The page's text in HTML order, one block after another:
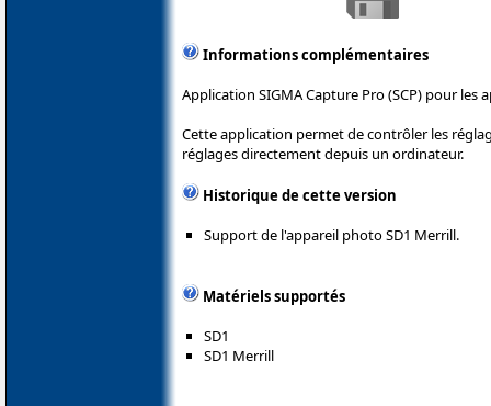
Informations complémentaires
Application SIGMA Capture Pro (SCP) pour les
Cette application permet de contrôler les
réglages directement depuis un ordinateur.
Historique de cette version
Support de l'appareil photo SD1 Merrill.
Matériels supportés
SD1
SD1 Merrill